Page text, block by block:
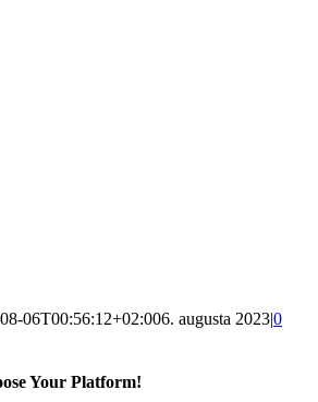
06T00:56:12+02:006. augusta 2023|0
Your Platform!